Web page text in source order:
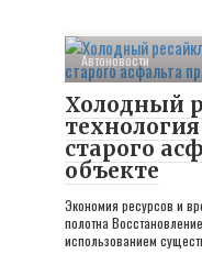
Автоновости
Холодный
старого
объекте
Экономия ресурсов и
полотна
использованием